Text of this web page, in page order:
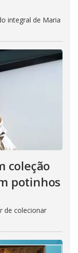
integral de Maria
coleção
potinhos
de colecionar